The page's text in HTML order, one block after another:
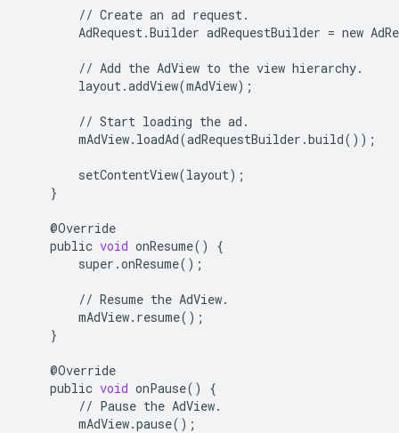
// Create an ad request.
AdRequest.Builder adRequestBuilder = new
// Add the AdView to the view hierarchy.
layout.addView(mAdView);
// Start loading the ad .
mAdView. loadAd(adRequestBuilder .build());
setContentView(layout);
}
@Override
public void onResume()
{
super .onResume();
// Resume the AdView.
mAdView. resume();
}
@Override
public void onPause()
{
// Pause the AdView.
mAdView.pause();